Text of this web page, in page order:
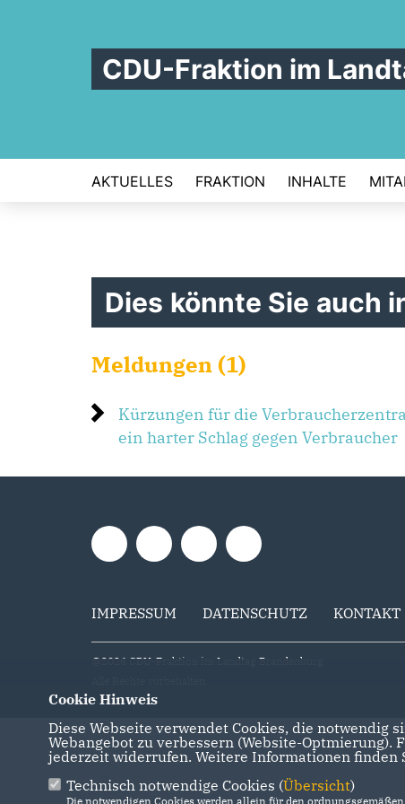
CDU-Fraktion im
AKTUELLES FRAKTION INHALTE
Dies könnte Sie auch
Meldungen (1)
Kürzungen für die
ein harter Schlag gegen Verbraucher
IMPRESSUM DATENSCHUTZ KONTAKT
@2026 CDU-Fraktion im Landtag Brandenburg
Cookie Hinweis
Diese Webseite verwendet Cookies, die
Webangebot zu verbessern (Website-
jederzeit widerrufen. Weitere Informationen finden
Technisch notwendige Cookies (Übersicht)
Die notwendigen Cookies werden allein für den